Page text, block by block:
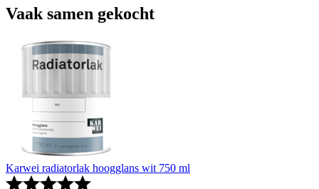
Vaak samen gekocht
Karwei radiatorlak hoogglans wit 750 ml